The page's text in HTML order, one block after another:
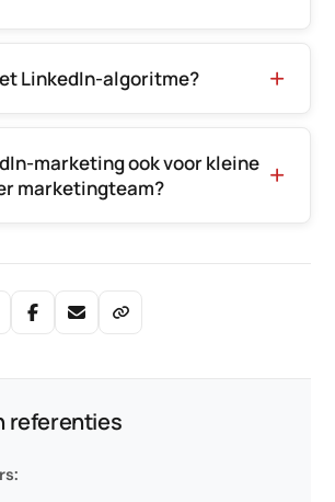
LinkedIn-algoritme?
marketing ook voor kleine
marketingteam?
referenties